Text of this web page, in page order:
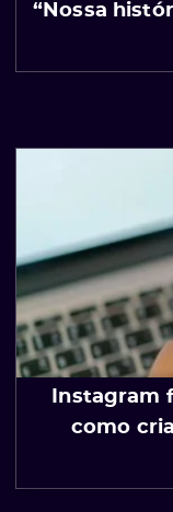
“Nossa
Instagram
como